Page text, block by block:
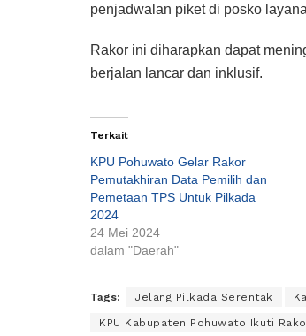
penjadwalan piket di posko
Rakor ini diharapkan dapat
berjalan lancar dan inklusif.
Terkait
KPU Pohuwato Gelar Rakor
Pemutakhiran Data Pemilih dan
Pemetaan TPS Untuk Pilkada
2024
24 Mei 2024
dalam "Daerah"
Tags: Jelang Pilkada Serentak
KPU Kabupaten Pohuwato Ikuti